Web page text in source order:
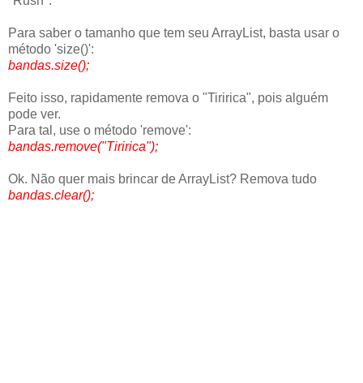
Para saber o tamanho que tem seu ArrayList, basta usar o
método 'size()':
bandas.size();
Feito isso, rapidamente remova o "Tiririca", pois alguém
pode ver.
Para tal, use o método 'remove':
bandas.remove("Tiririca");
Ok. Não quer mais brincar de ArrayList? Remova tudo
bandas.clear();